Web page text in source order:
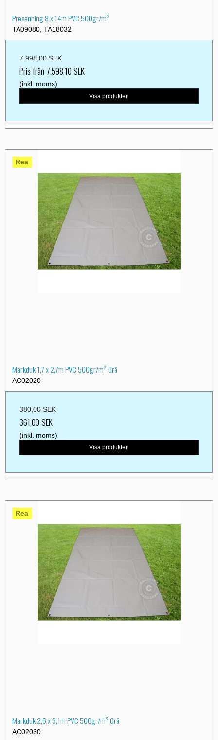
Presenning 8 x 14m PVC 500gr/m²
TA09080, TA18032
7.998,00 SEK
Pris från 7.598,10 SEK
(inkl. moms)
Visa produkten
Rea
Markduk 1,7 x 2,7m PVC 500gr/m² Grå
AC02020
380,00 SEK
361,00 SEK
(inkl. moms)
Visa produkten
Rea
Markduk 2,6 x 3,1m PVC 500gr/m² Grå
AC02030